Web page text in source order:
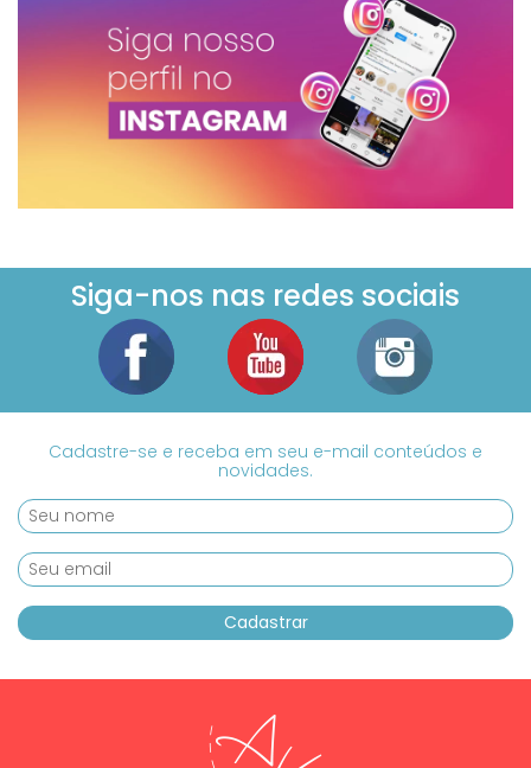
Siga-nos nas redes sociais
Cadastre-se e receba em seu e-mail conteúdos e
novidades.